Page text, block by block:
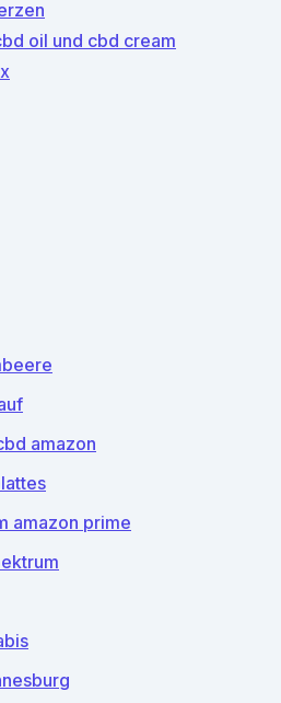
oil und cbd cream
amazon
amazon prime